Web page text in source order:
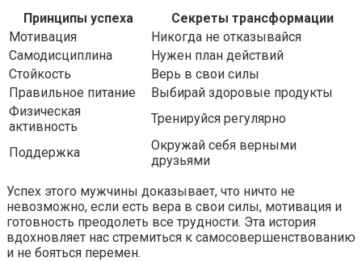
Принципы успеха
Секреты трансформации
Мотивация
Никогда не отказывайся
Самодисциплина
Нужен план действий
Стойкость
Верь в свои силы
Правильное питание
Выбирай здоровые продукты
Физическая
активность
Тренируйся регулярно
Поддержка
Окружай себя верными
друзьями
Успех этого мужчины доказывает, что ничто не
невозможно, если есть вера в свои силы, мотивация и
готовность преодолеть все трудности. Эта история
вдохновляет нас стремиться к самосовершенствованию
и не бояться перемен.